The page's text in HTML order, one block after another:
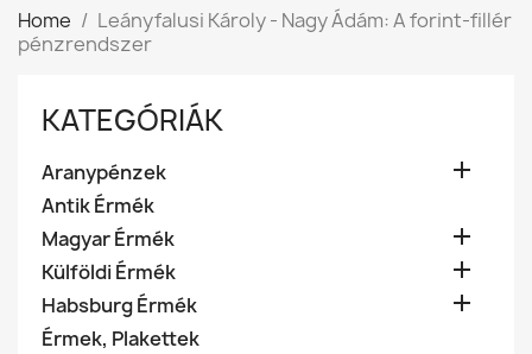
Home
Leányfalusi Károly - Nagy Ádám: A forint-fillér
pénzrendszer
KATEGÓRIÁK
Aranypénzek 
Antik Érmék
Magyar Érmék

Külföldi Érmék 
Habsburg Érmék 
Érmek, Plakettek